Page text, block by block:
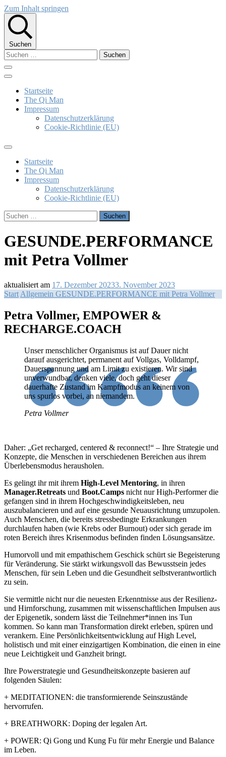
Zum Inhalt springen
Suchen
Suchen
nach:
Klaus Bieber
Startseite
The Qi Man
Impressum
Datenschutzerklärung
Cookie-Richtlinie (EU)
Startseite
The Qi Man
Impressum
Datenschutzerklärung
Cookie-Richtlinie (EU)
Suchen
nach:
GESUNDE.PERFORMANCE
mit Petra Vollmer
aktualisiert am 17. Dezember 20233. November 2023
Start Allgemein GESUNDE.PERFORMANCE mit Petra Vollmer
Petra Vollmer, EMPOWER &
RECHARGE.COACH
Unser menschlicher Organismus ist auf Dauer nicht
darauf ausgerichtet, permanent auf Vollgas, Volldampf,
Dauerspannung und am Limit zu existieren. Wir sind
unverwundbar, denken viele, doch geht dieser
dauerhafte Zustand im Kampfmodus an keinem von
uns spurlos vorbei, an niemandem.
Petra Vollmer
Daher: „Get recharged, centered & reconnect!“ – Ihre Strategie und
Konzepte, die Menschen in verschiedenen Bereichen aus ihrem
Überlebensmodus herausholen.
Es gelingt ihr mit ihrem High-Level Mentoring, in ihren
Manager.Retreats und Boot.Camps nicht nur High-Performer die
gefangen sind in ihrem Hochgeschwindigkeitsleben, neu
auszubalancieren und auf eine gesunde Neuausrichtung umzupolen.
Auch Menschen, die bereits stressbedingte Erkrankungen
durchlaufen haben (wie Krebs oder Burnout) oder sich gerade im
roten Bereich ihres Krisenmodus befinden finden Lösungsansätze.
Humorvoll und mit empathischem Geschick schürt sie Begeisterung
für Veränderung. Sie stärkt wirkungsvoll das Bewusstsein jedes
Menschen, für sein Leben und die Gesundheit selbstverantwortlich
zu sein.
Sie vermittle nicht nur die neuesten Erkenntnisse aus der Resilienz-
und Hirnforschung, zusammen mit wissenschaftlichen Impulsen aus
der Epigenetik, sondern lässt die Teilnehmer*innen ins Tun
kommen. So kann man Transformation direkt erleben, spüren und
verankern. Eine Persönlichkeitsentwicklung auf High Level,
holistisch und mit einer einzigartigen Kombination, die einen in eine
neue Leichtigkeit und Ganzheit bringt.
Ihre Powerstrategie und Gesundheitskonzepte basieren auf
folgenden Säulen:
+ MEDITATIONEN: die transformierende Seinszustände
hervorrufen.
+ BREATHWORK: Doping der legalen Art.
+ POWER: Qi Gong und Kung Fu für mehr Energie und Balance
im Leben.